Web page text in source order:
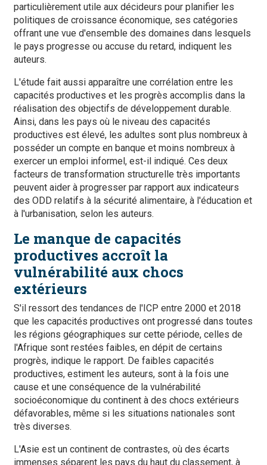
particulièrement utile aux décideurs pour planifier les
politiques de croissance économique, ses catégories
offrant une vue d'ensemble des domaines dans lesquels
le pays progresse ou accuse du retard, indiquent les
auteurs.
L'étude fait aussi apparaître une corrélation entre les
capacités productives et les progrès accomplis dans la
réalisation des objectifs de développement durable.
Ainsi, dans les pays où le niveau des capacités
productives est élevé, les adultes sont plus nombreux à
posséder un compte en banque et moins nombreux à
exercer un emploi informel, est-il indiqué. Ces deux
facteurs de transformation structurelle très importants
peuvent aider à progresser par rapport aux indicateurs
des ODD relatifs à la sécurité alimentaire, à l'éducation et
à l'urbanisation, selon les auteurs.
Le manque de capacités
productives accroît la
vulnérabilité aux chocs
extérieurs
S'il ressort des tendances de l'ICP entre 2000 et 2018
que les capacités productives ont progressé dans toutes
les régions géographiques sur cette période, celles de
l'Afrique sont restées faibles, en dépit de certains
progrès, indique le rapport. De faibles capacités
productives, estiment les auteurs, sont à la fois une
cause et une conséquence de la vulnérabilité
socioéconomique du continent à des chocs extérieurs
défavorables, même si les situations nationales sont
très diverses.
L'Asie est un continent de contrastes, où des écarts
immenses séparent les pays du haut du classement, à